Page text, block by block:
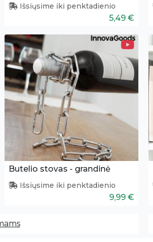
Išsiųsime iki penktadienio
5,49 €
Butelio stovas - grandinė
Išsiųsime iki penktadienio
9,99 €